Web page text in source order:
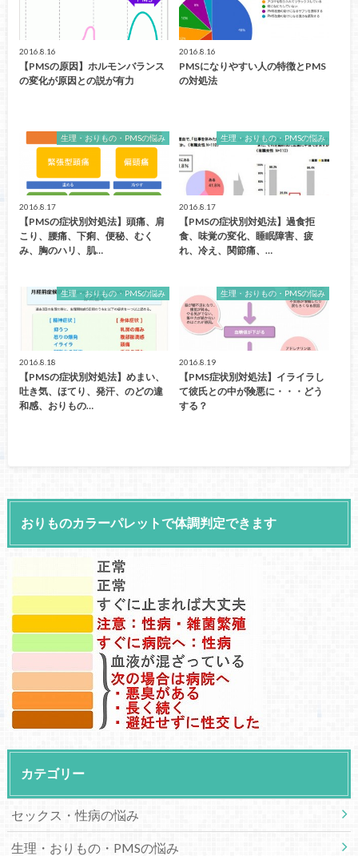
2016.8.16
【PMSの原因】ホルモンバランス
の変化が原因との説が有力
2016.8.16
PMSになりやすい人の特徴とPMS
の対処法
生理・おりもの・PMSの悩み
2016.8.17
【PMSの症状別対処法】頭痛、肩
こり、腰痛、下痢、便秘、むく
み、胸のハリ、肌…
生理・おりもの・PMSの悩み
2016.8.17
【PMSの症状別対処法】過食拒
食、味覚の変化、睡眠障害、疲
れ、冷え、関節痛、…
生理・おりもの・PMSの悩み
2016.8.18
【PMSの症状別対処法】めまい、
吐き気、ほてり、発汗、のどの違
和感、おりもの…
生理・おりもの・PMSの悩み
2016.8.19
【PMS症状別対処法】イライラし
て彼氏との中が険悪に・・・どう
する？
おりものカラーパレットで体調判定できます
カテゴリー
セックス・性病の悩み
生理・おりもの・PMSの悩み